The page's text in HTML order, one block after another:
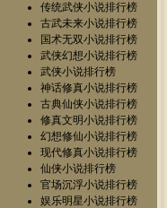
传统武侠小说排行榜
古武未来小说排行榜
国术无双小说排行榜
武侠幻想小说排行榜
武侠小说排行榜
神话修真小说排行榜
古典仙侠小说排行榜
修真文明小说排行榜
幻想修仙小说排行榜
现代修真小说排行榜
仙侠小说排行榜
官场沉浮小说排行榜
娱乐明星小说排行榜